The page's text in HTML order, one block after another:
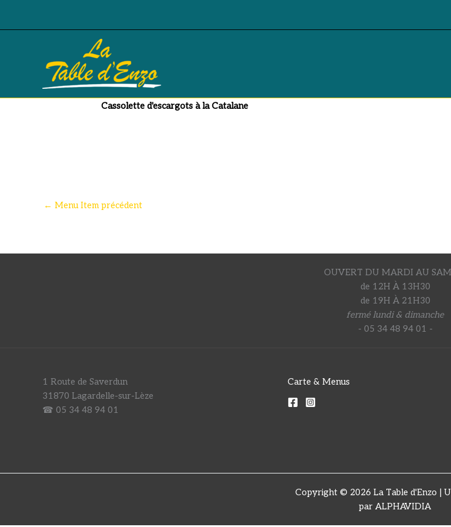
Cassolette d’escargots à la Catalane
Cassolette d'escargots à la Catalane
← Menu Item précédent
OUVERT DU MARDI AU
de 12H À 13H30
de 19H À 21H30
fermé lundi & dimanche
- 05 34 48 94 01 -
1 Route de Saverdun
31870 Lagardelle-sur-Lèze
☎ 05 34 48 94 01
Carte & Menus
Copyright © 2026 La Table d'Enzo |
par ALPHAVIDIA